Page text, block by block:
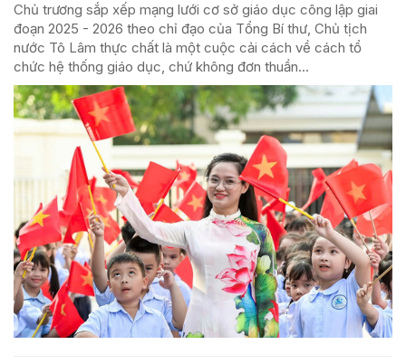
Chủ trương sắp xếp mạng lưới cơ sở giáo dục công lập giai
đoạn 2025 - 2026 theo chỉ đạo của Tổng Bí thư, Chủ tịch
nước Tô Lâm thực chất là một cuộc cải cách về cách tổ
chức hệ thống giáo dục, chứ không đơn thuần...